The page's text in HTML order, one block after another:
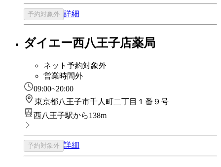
予約対象外 詳細
ダイエー西八王子店薬局
ネット予約対象外
営業時間外
09:00~20:00
東京都八王子市千人町二丁目１番９号
西八王子駅から138m
予約対象外 詳細